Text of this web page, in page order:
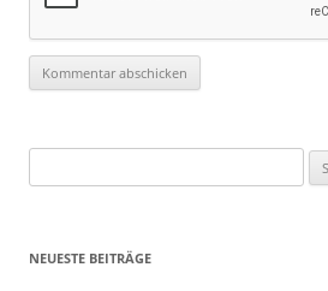
nach:
NEUESTE BEITRÄGE